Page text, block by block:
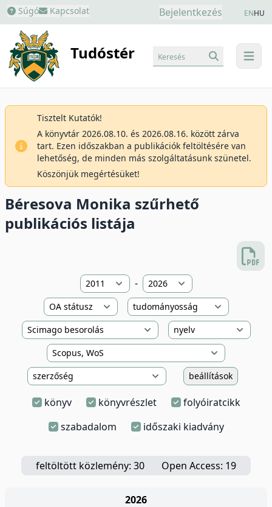
Súgó Kapcsolat Bejelentkezés ENHU
Tudóstér menu
Keresés
Tisztelt Kutatók!
A könyvtár 2026.08.10. és 2026.08.16. között zárva
tart. Ezen időszakban a publikációk feltöltésére van
lehetőség, de minden más szolgáltatásunk szünetel.
Köszönjük megértésüket!
Béresova Monika szűrhető
publikációs listája
-
beállítások
könyv könyvrészlet
folyóiratcikk
szabadalom
időszaki kiadvány
feltöltött közlemény: 30 Open Access: 19
2026